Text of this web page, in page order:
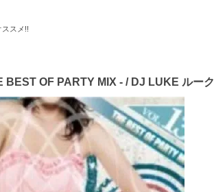
ススメ!!
OF PARTY MIX - / DJ LUKE ルーク